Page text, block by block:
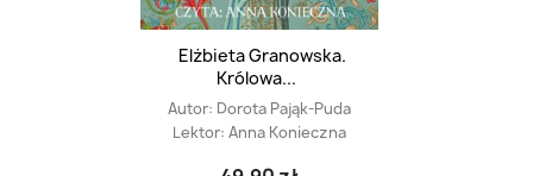
Elżbieta Granowska.
Królowa...
Autor: Dorota Pająk-Puda
Lektor: Anna Konieczna